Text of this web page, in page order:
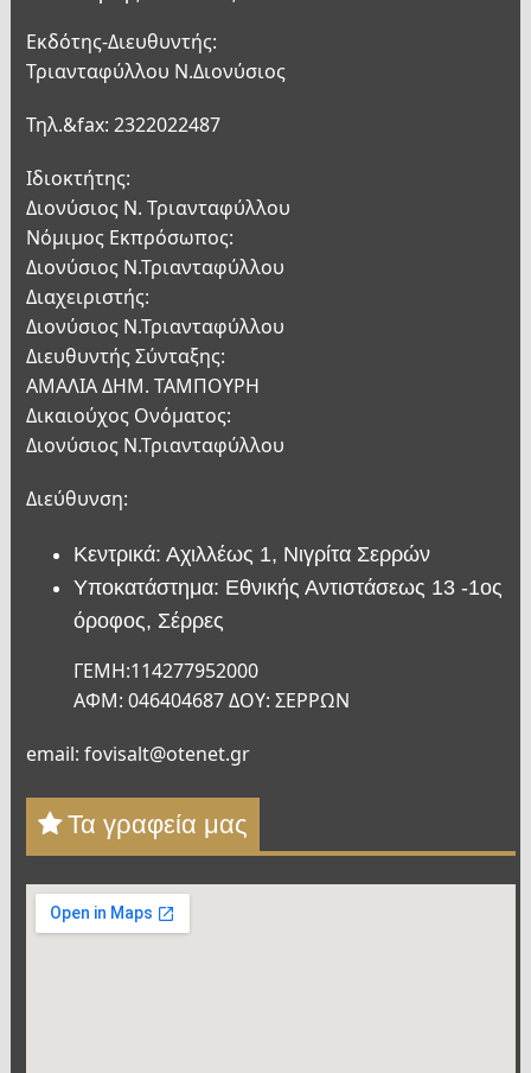
Εκδότης-Διευθυντής:
Τριανταφύλλου Ν.Διονύσιος
Τηλ.&fax: 2322022487
Ιδιοκτήτης:
Διονύσιος Ν. Τριανταφύλλου
Νόμιμος Εκπρόσωπος:
Διονύσιος Ν.Τριανταφύλλου
Διαχειριστής:
Διονύσιος Ν.Τριανταφύλλου
Διευθυντής Σύνταξης:
ΑΜΑΛΙΑ ΔΗΜ. ΤΑΜΠΟΥΡΗ
Δικαιούχος Ονόματος:
Διονύσιος Ν.Τριανταφύλλου
Διεύθυνση:
Κεντρικά: Αχιλλέως 1, Νιγρίτα Σερρών
Υποκατάστημα: Εθνικής Αντιστάσεως 13 -1ος
όροφος, Σέρρες
ΓΕΜΗ:114277952000
ΑΦΜ: 046404687 ΔΟΥ: ΣΕΡΡΩΝ
email: fovisalt@otenet.gr
Τα γραφεία μας